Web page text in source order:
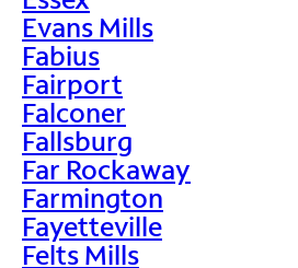
Evans Mills
Fabius
Fairport
Falconer
Fallsburg
Far Rockaway
Farmington
Fayetteville
Felts Mills